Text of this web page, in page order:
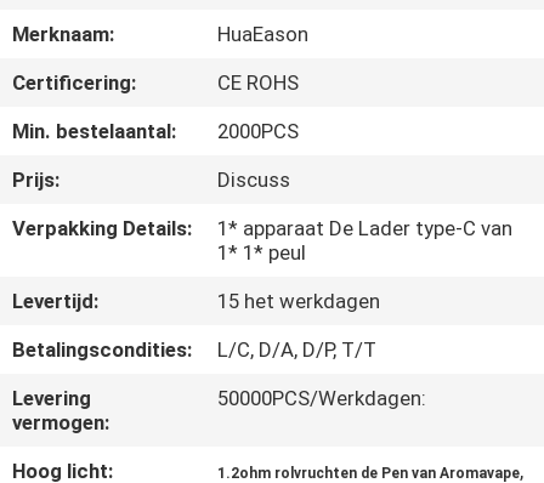
ONGEVEER
ONS
KWALITEITSCONTROLE
VERZOEK
OM
EEN
CITAAT
Merknaam:
HuaEason
Certificering:
CE ROHS
Min. bestelaantal:
2000PCS
Prijs:
Discuss
Verpakking Details:
1* apparaat De Lader type-C van
1* 1* peul
Levertijd:
15 het werkdagen
Betalingscondities:
L/C, D/A, D/P, T/T
Levering
vermogen:
50000PCS/Werkdagen:
Hoog licht: 1.2ohm rolvruchten de Pen van Aromavape,